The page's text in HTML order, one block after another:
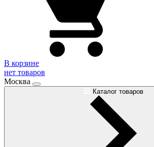
В корзине
нет товаров
Москва
Каталог товаров